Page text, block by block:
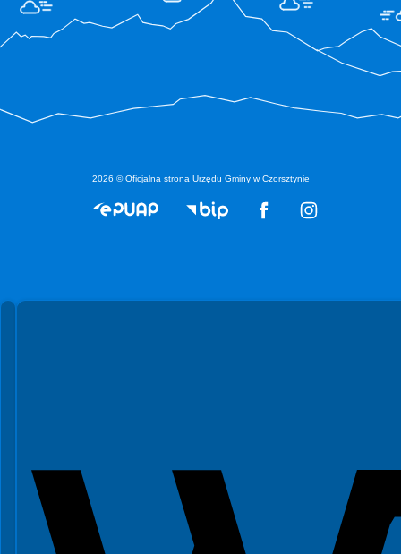
2026 © Oficjalna strona Urzędu Gminy w Czorsztynie
Spełniamy standardy WCAG 2.2
Spełniamy standardy W3C